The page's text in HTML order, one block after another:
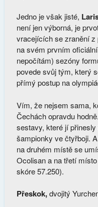
Jedno je však jisté,
není jen výborná, je
vracejících se zranění z
na svém prvním
nepočítám) sezóny
povede svůj tým, který
přímý postup na
Vím, že nejsem sama,
Čechách opravdu
sestavy, které jí
šampionky ve čtyřboji.
na druhém místě se
Ocolisan a na třetí
skóre 57.250).
Přeskok,dvojitý